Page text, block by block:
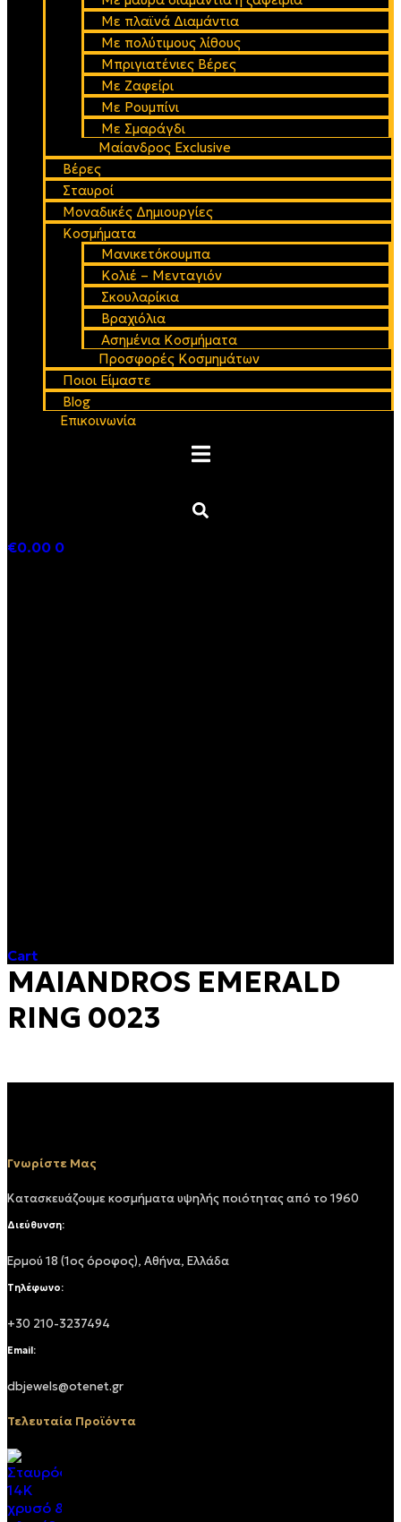
Mε πλαϊνά Διαμάντια
Mε πολύτιμους λίθους
Μπριγιατένιες Βέρες
Με Ζαφείρι
Με Ρουμπίνι
Με Σμαράγδι
Μαίανδρος Exclusive
Βέρες
Σταυροί
Μοναδικές Δημιουργίες
Κοσμήματα
Μανικετόκουμπα
Κολιέ – Μενταγιόν
Σκουλαρίκια
Βραχιόλια
Ασημένια Κοσμήματα
Προσφορές Κοσμημάτων
Ποιοι Είμαστε
Blog
Επικοινωνία
€0.00 0
Cart
MAIANDROS EMERALD
RING 0023
Γνωρίστε Μας
Κατασκευάζουμε κοσμήματα υψηλής ποιότητας από το 1960
Διεύθυνση:
Ερμού 18 (1ος όροφος), Αθήνα, Ελλάδα
Τηλέφωνο:
+30 210-3237494
Email:
dbjewels@otenet.gr
Τελευταία Προϊόντα